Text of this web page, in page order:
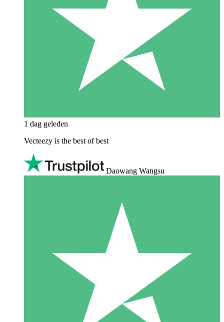
1 dag geleden
Vecteezy is the best of best
Daowang Wangsu